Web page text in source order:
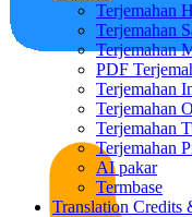
Terjemahan
Terjemahan
Terjemahan
PDF
Terjemahan
Terjemahan
Terjemahan
Terjemahan
AI pakar
Termbase
Translation Credits